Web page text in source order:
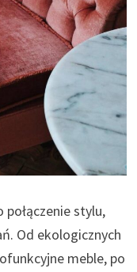
stylu,
Od ekologicznych
meble, po